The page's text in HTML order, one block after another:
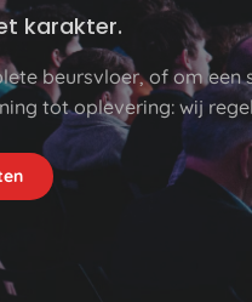
karakter.
beursvloer, of om
tot oplevering: wij